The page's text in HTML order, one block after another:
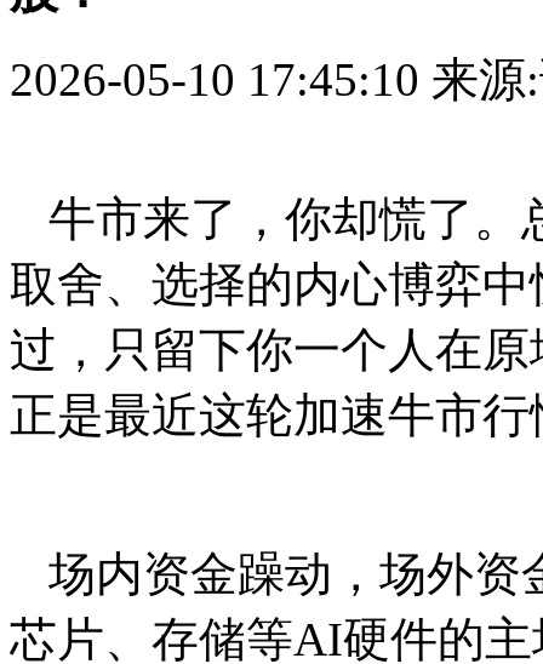
2026-05-10 17:45:10 来源
牛市来了，你却慌了。
取舍、选择的内心博弈
过，只留下你一个人在
正是最近这轮加速牛市
场内资金躁动，场外
芯片、存储等AI硬件的